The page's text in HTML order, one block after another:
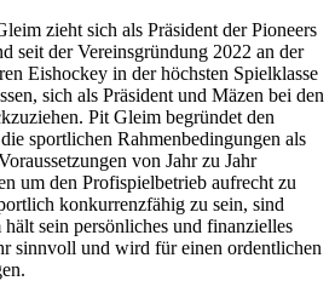
zieht sich als Präsident der Pioneers
seit der Vereinsgründung 2022 an der
Eishockey in der höchsten Spielklasse
sich als Präsident und Mäzen bei den
Pit Gleim begründet den
sportlichen Rahmenbedingungen als
von Jahr zu Jahr
um den Profispielbetrieb aufrecht zu
konkurrenzfähig zu sein, sind
sein persönliches und finanzielles
sinnvoll und wird für einen ordentlichen